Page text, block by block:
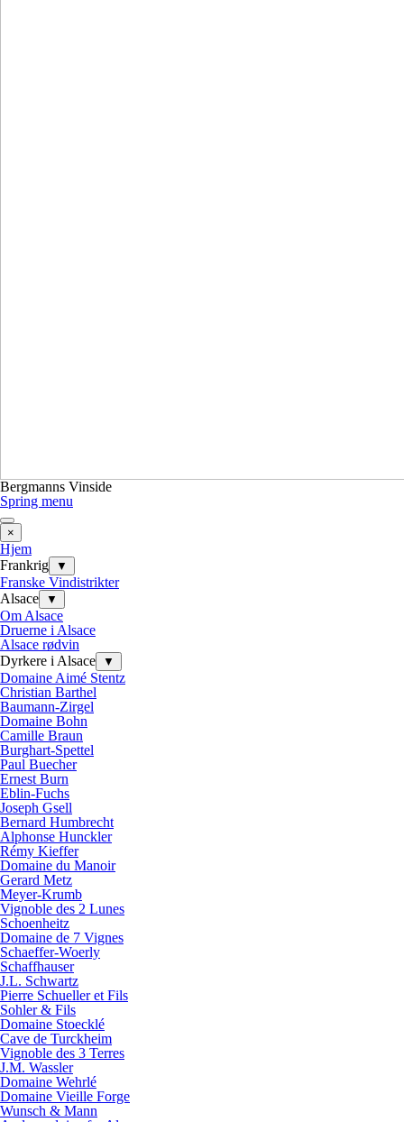
Bergmanns Vinside
Spring menu
×
Hjem
Frankrig
▼
Franske Vindistrikter
Alsace
▼
Om Alsace
Druerne i Alsace
Alsace rødvin
Dyrkere i Alsace
▼
Domaine Aimé Stentz
Christian Barthel
Baumann-Zirgel
Domaine Bohn
Camille Braun
Burghart-Spettel
Paul Buecher
Ernest Burn
Eblin-Fuchs
Joseph Gsell
Bernard Humbrecht
Alphonse Hunckler
Rémy Kieffer
Domaine du Manoir
Gerard Metz
Meyer-Krumb
Vignoble des 2 Lunes
Schoenheitz
Domaine de 7 Vignes
Schaeffer-Woerly
Schaffhauser
J.L. Schwartz
Pierre Schueller et Fils
Sohler & Fils
Domaine Stoecklé
Cave de Turckheim
Vignoble des 3 Terres
J.M. Wassler
Domaine Wehrlé
Domaine Vieille Forge
Wunsch & Mann